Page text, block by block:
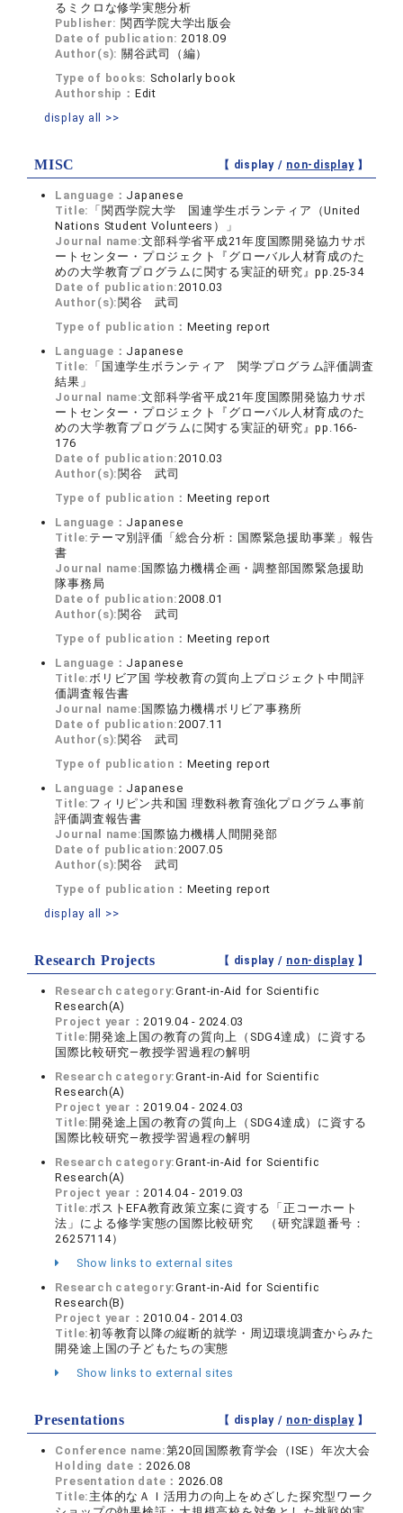
るミクロな修学実態分析
Publisher: 関西学院大学出版会
Date of publication:2018.09
Author(s): 關谷武司（編）
Type of books: Scholarly book
Authorship： Edit
display all >>
MISC 【 display / non-display】
Language： Japanese
Title: 「関西学院大学 国連学生ボランティア（United
Nations Student Volunteers）」
Journal name:文部科学省平成21年度国際開発協力サポ
ートセンター・プロジェクト『グローバル人材育成のた
めの大学教育プログラムに関する実証的研究』pp.25-34
Date of publication:2010.03
Author(s): 関谷 武司
Type of publication： Meeting report
Language： Japanese
Title: 「国連学生ボランティア 関学プログラム評価調査
結果」
Journal name:文部科学省平成21年度国際開発協力サポ
ートセンター・プロジェクト『グローバル人材育成のた
めの大学教育プログラムに関する実証的研究』pp.166-
176
Date of publication:2010.03
Author(s): 関谷 武司
Type of publication： Meeting report
Language： Japanese
Title: テーマ別評価「総合分析：国際緊急援助事業」報告
書
Journal name: 国際協力機構企画・調整部国際緊急援助
隊事務局
Date of publication:2008.01
Author(s): 関谷 武司
Type of publication： Meeting report
Language： Japanese
Title:ボリビア国 学校教育の質向上プロジェクト中間評
価調査報告書
Journal name: 国際協力機構ボリビア事務所
Date of publication:2007.11
Author(s): 関谷 武司
Type of publication： Meeting report
Language： Japanese
Title: フィリピン共和国 理数科教育強化プログラム事前
評価調査報告書
Journal name: 国際協力機構人間開発部
Date of publication:2007.05
Author(s): 関谷 武司
Type of publication： Meeting report
display all >>
Research Projects 【 display / non-display】
Research category:Grant-in-Aid for Scientific
Research(A)
Project year：2019.04 - 2024.03
Title: 開発途上国の教育の質向上（SDG4達成）に資する
国際比較研究―教授学習過程の解明
Research category:Grant-in-Aid for Scientific
Research(A)
Project year：2019.04 - 2024.03
Title: 開発途上国の教育の質向上（SDG4達成）に資する
国際比較研究―教授学習過程の解明
Research category:Grant-in-Aid for Scientific
Research(A)
Project year：2014.04 - 2019.03
Title:ポストEFA教育政策立案に資する「正コーホート
法」による修学実態の国際比較研究 （研究課題番号：
26257114）
Show links to external sites
Research category:Grant-in-Aid for Scientific
Research(B)
Project year：2010.04 - 2014.03
Title:初等教育以降の縦断的就学・周辺環境調査からみた
開発途上国の子どもたちの実態
Show links to external sites
Presentations 【 display / non-display】
Conference name:第20回国際教育学会（ISE）年次大会
Holding date：2026.08
Presentation date：2026.08
Title: 主体的なＡＩ活用力の向上をめざした探究型ワーク